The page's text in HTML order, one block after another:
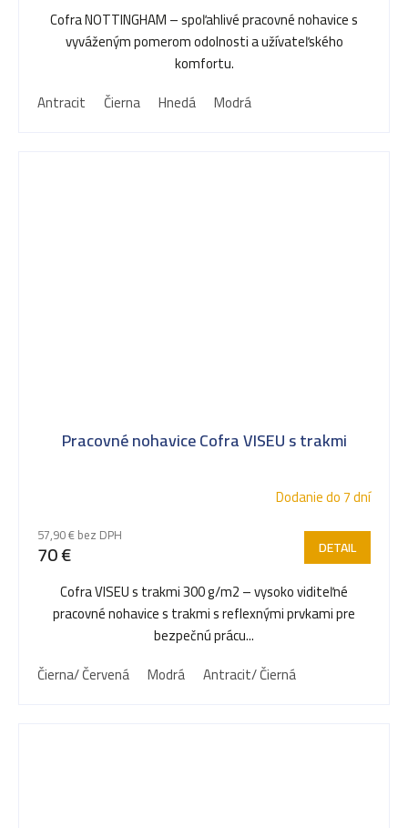
Cofra NOTTINGHAM – spoľahlivé pracovné nohavice s
vyváženým pomerom odolnosti a užívateľského
komfortu.
Antracit
Čierna Hnedá Modrá
Pracovné nohavice Cofra VISEU s trakmi
Dodanie do 7 dní
57,90 € bez DPH
70 € DETAIL
Cofra VISEU s trakmi 300 g/m2 – vysoko viditeľné
pracovné nohavice s trakmi s reflexnými prvkami pre
bezpečnú prácu...
Čierna/ Červená
Modrá Antracit/ Čierná